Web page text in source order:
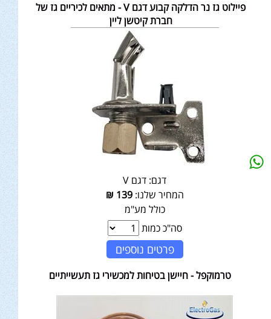
פיילוט גז נר הדלקה קבוע דגם V - מתאים לכיריים גז של
חברת קיטשן ליין
דגם: דגם V
המחיר שלנו:139
₪
כולל מע"מ
סה"כ כמות
פרטים נוספים
טרמוקפל - חיישן בטיחות למכשירי גז תעשייתיים